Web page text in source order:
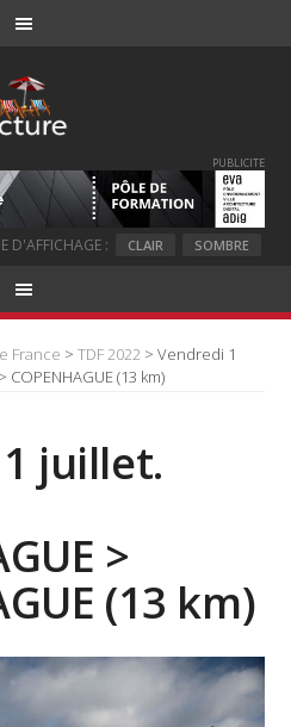
PUBLICITE
D'AFFICHAGE : CLAIR SOMBRE
France >TDF 2022 > Vendredi 1
COPENHAGUE (13 km)
juillet.
>
(13 km)